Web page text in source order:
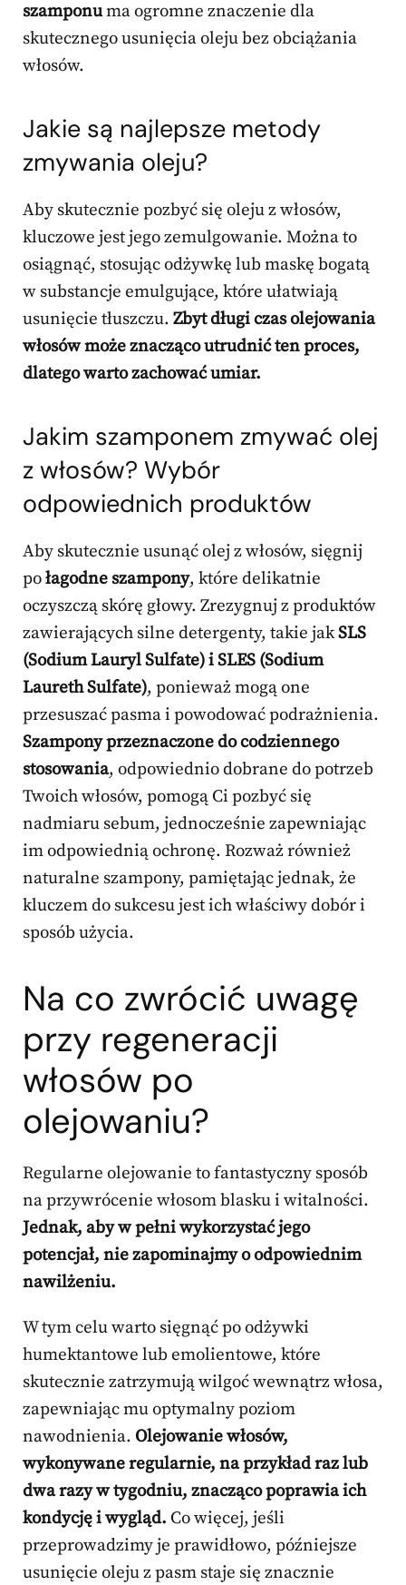
szamponuma ogromne znaczenie dla
skutecznego usunięcia oleju bez obciążania
włosów.
Jakie są najlepsze metody
zmywania oleju?
Aby skutecznie pozbyć się oleju z włosów,
kluczowe jest jego zemulgowanie. Można to
osiągnąć, stosując odżywkę lub maskę bogatą
w substancje emulgujące, które ułatwiają
usunięcie tłuszczu. Zbyt długi czas olejowania
włosów może znacząco utrudnić ten proces,
dlatego warto zachować umiar.
Jakim szamponem zmywać olej
z włosów? Wybór
odpowiednich produktów
Aby skutecznie usunąć olej z włosów, sięgnij
połagodne szampony, które delikatnie
oczyszczą skórę głowy. Zrezygnuj z produktów
zawierających silne detergenty, takie jakSLS
(Sodium Lauryl Sulfate) i SLES (Sodium
Laureth Sulfate), ponieważ mogą one
przesuszać pasma i powodować podrażnienia.
Szampony przeznaczone do codziennego
stosowania, odpowiednio dobrane do potrzeb
Twoich włosów, pomogą Ci pozbyć się
nadmiaru sebum, jednocześnie zapewniając
im odpowiednią ochronę. Rozważ również
naturalne szampony, pamiętając jednak, że
kluczem do sukcesu jest ich właściwy dobór i
sposób użycia.
Na co zwrócić uwagę
przy regeneracji
włosów po
olejowaniu?
Regularne olejowanie to fantastyczny sposób
na przywrócenie włosom blasku i witalności.
Jednak, aby w pełni wykorzystać jego
potencjał, nie zapominajmy o odpowiednim
nawilżeniu.
W tym celu warto sięgnąć po odżywki
humektantowe lub emolientowe, które
skutecznie zatrzymują wilgoć wewnątrz włosa,
zapewniając mu optymalny poziom
nawodnienia. Olejowanie włosów,
wykonywane regularnie, na przykład raz lub
dwa razy w tygodniu, znacząco poprawia ich
kondycję i wygląd. Co więcej, jeśli
przeprowadzimy je prawidłowo, późniejsze
usunięcie oleju z pasm staje się znacznie